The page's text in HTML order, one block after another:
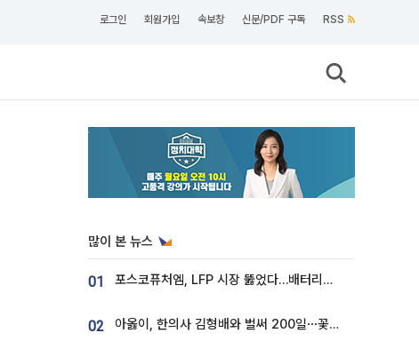
로그인 회원가입 속보창 신문/PDF 구독 RSS
많이 본 뉴스
01 포스코퓨처엠, LFP 시장 뚫었다…배터리사와 대규모 장기 공급 합의
02 아옳이, 한의사 김형배와 벌써 200일⋯꽃다발 들고 "프러포즈 아냐"